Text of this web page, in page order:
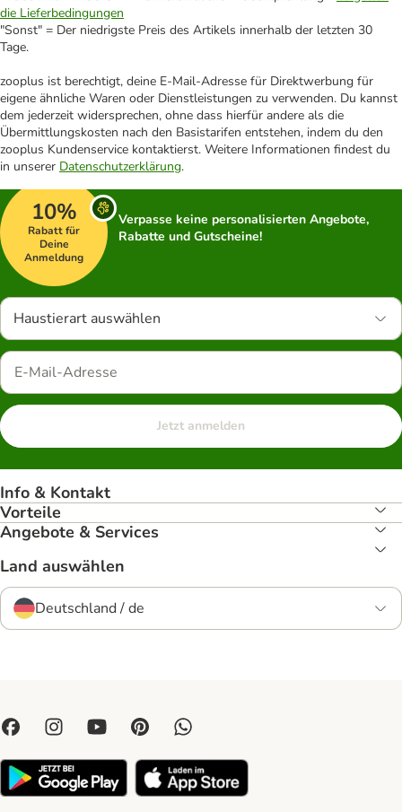
die Lieferbedingungen
"Sonst" = Der niedrigste Preis des Artikels innerhalb der letzten 30
Tage.
zooplus ist berechtigt, deine E-Mail-Adresse für Direktwerbung für
eigene ähnliche Waren oder Dienstleistungen zu verwenden. Du kannst
dem jederzeit widersprechen, ohne dass hierfür andere als die
Übermittlungskosten nach den Basistarifen entstehen, indem du den
zooplus Kundenservice kontaktierst. Weitere Informationen findest du
in unserer Datenschutzerklärung.
10%
Rabatt für
Deine
Anmeldung
Verpasse keine personalisierten Angebote,
Rabatte und Gutscheine!
Haustierart auswählen
Jetzt anmelden
Info & Kontakt
Vorteile
Angebote & Services
Land auswählen
Deutschland / de